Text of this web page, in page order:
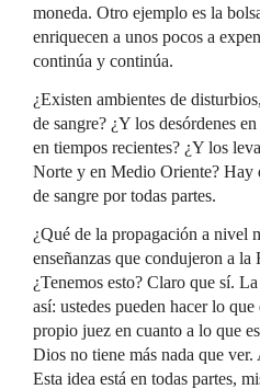
moneda. Otro ejemplo es la
enriquecen a unos pocos a
continúa y continúa.
¿Existen ambientes de
de sangre? ¿Y los desórdenes
en tiempos recientes? ¿Y los
Norte y en Medio Oriente? Hay
de sangre por todas partes.
¿Qué de la propagación a nivel
enseñanzas que condujeron a la
¿Tenemos esto? Claro que sí.
así: ustedes pueden hacer lo
propio juez en cuanto a lo que
Dios no tiene más nada que ver.
Esta idea está en todas partes,